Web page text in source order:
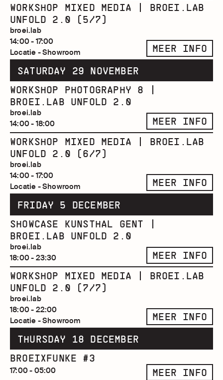
WORKSHOP MIXED MEDIA | BROEI.LAB
UNFOLD 2.0 (5/7)
broei.lab
14:00 - 17:00
Locatie - Showroom
MEER INFO
SATURDAY 29 NOVEMBER
WORKSHOP PHOTOGRAPHY 8 |
BROEI.LAB UNFOLD 2.0
broei.lab
14:00 - 18:00
MEER INFO
WORKSHOP MIXED MEDIA | BROEI.LAB
UNFOLD 2.0 (6/7)
broei.lab
14:00 - 17:00
Locatie - Showroom
MEER INFO
FRIDAY 5 DECEMBER
SHOWCASE KUNSTHAL GENT |
BROEI.LAB UNFOLD 2.0
broei.lab
18:00 - 23:30
MEER INFO
WORKSHOP MIXED MEDIA | BROEI.LAB
UNFOLD 2.0 (7/7)
broei.lab
18:00 - 22:00
Locatie - Showroom
MEER INFO
THURSDAY 18 DECEMBER
BROEIXFUNKE #3
17:00 - 05:00
MEER INFO